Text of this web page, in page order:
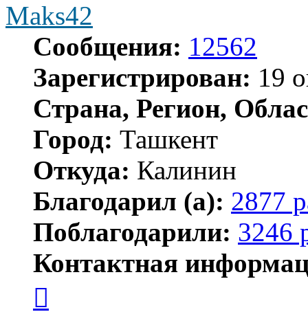
Maks42
Сообщения: 12562
Зарегистрирован: 19
Страна, Регион,
Город: Ташкент
Откуда: Калинин
Благодарил (а): 2877
Поблагодарили: 3246
Контактная
пользователя